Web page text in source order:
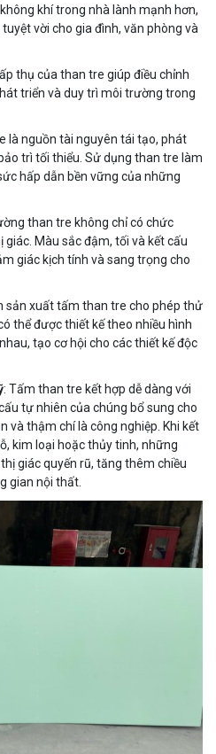
khí trong nhà lành mạnh hơn,
vời cho gia đình, văn phòng và
thụ của than tre giúp điều chỉnh
triển và duy trì môi trường trong
là nguồn tài nguyên tái tạo, phát
trì tối thiểu. Sử dụng than tre làm
hấp dẫn bền vững của những
than tre không chỉ có chức
Màu sắc đậm, tối và kết cấu
giác kịch tính và sang trọng cho
sản xuất tấm than tre cho phép thử
thể được thiết kế theo nhiều hình
tạo cơ hội cho các thiết kế độc
: Tấm than tre kết hợp dễ dàng với
tự nhiên của chúng bổ sung cho
và thậm chí là công nghiệp. Khi kết
kim loại hoặc thủy tinh, những
giác quyến rũ, tăng thêm chiều
gian nội thất.